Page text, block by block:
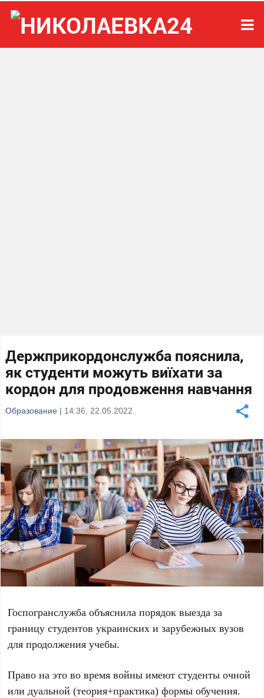
Держприкордонслужба пояснила,
як студенти можуть виїхати за
кордон для продовження навчання
Образование | 14:36, 22.05.2022
Госпогранслужба объяснила порядок выезда за
границу студентов украинских и зарубежных вузов
для продолжения учебы.
Право на это во время войны имеют студенты очной
или дуальной (теория+практика) формы обучения.